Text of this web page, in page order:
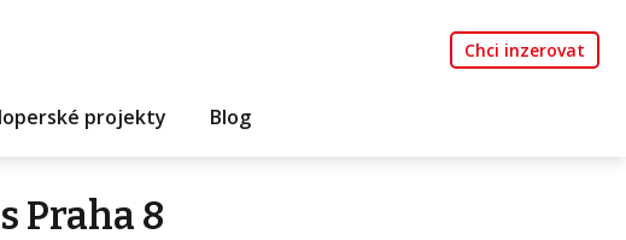
Chci inzerovat
projekty Blog
Praha 8